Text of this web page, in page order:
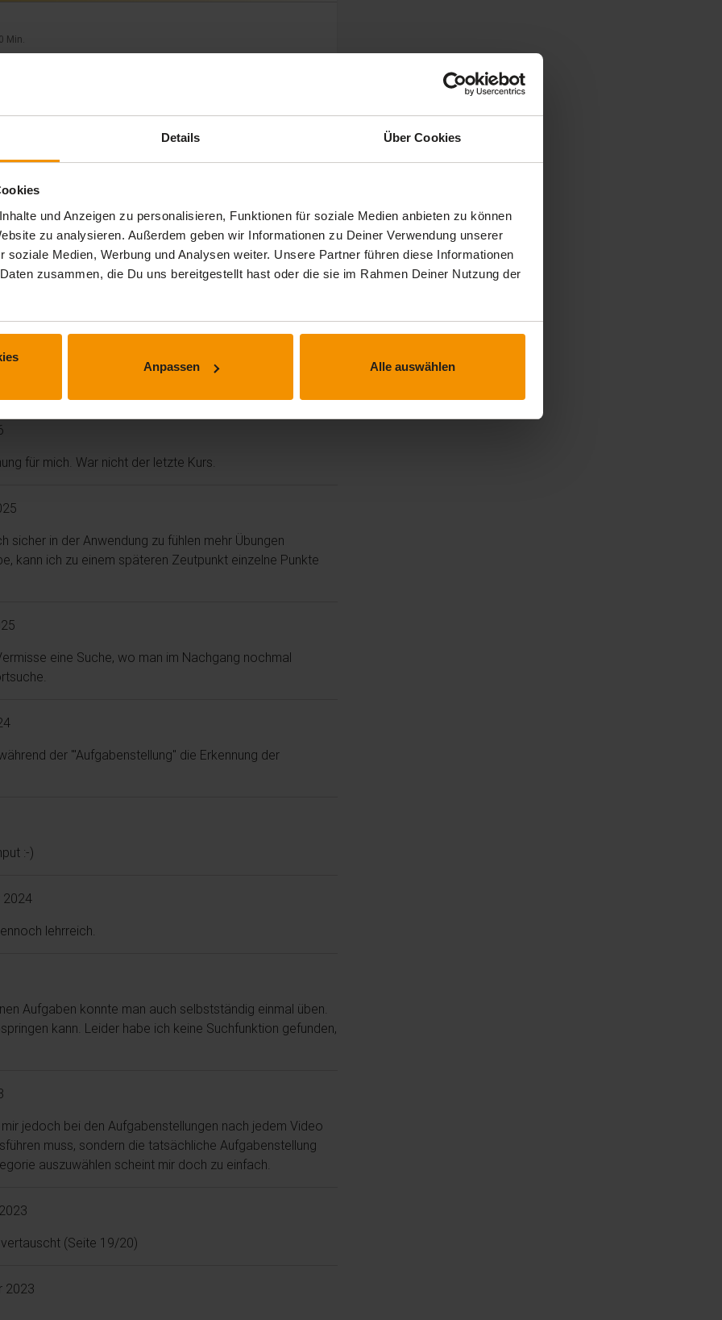
Details Über Cookies
und Anzeigen zu personalisieren, Funktionen für soziale Medien anbieten zu können
zu analysieren. Außerdem geben wir Informationen zu Deiner Verwendung unserer
soziale Medien, Werbung und Analysen weiter. Unsere Partner führen diese Informationen
zusammen, die Du uns bereitgestellt hast oder die sie im Rahmen Deiner Nutzung der
Anpassen Alle auswählen
Min.
für mich. War nicht der letzte Kurs.
in der Anwendung zu fühlen mehr Übungen
kann ich zu einem späteren Zeutpunkt einzelne Punkte
eine Suche, wo man im Nachgang nochmal
der '"Aufgabenstellung" die Erkennung der
:-)
2024
lehrreich.
Aufgaben konnte man auch selbstständig einmal üben.
kann. Leider habe ich keine Suchfunktion gefunden,
jedoch bei den Aufgabenstellungen nach jedem Video
muss, sondern die tatsächliche Aufgabenstellung
auszuwählen scheint mir doch zu einfach.
(Seite 19/20)
2023